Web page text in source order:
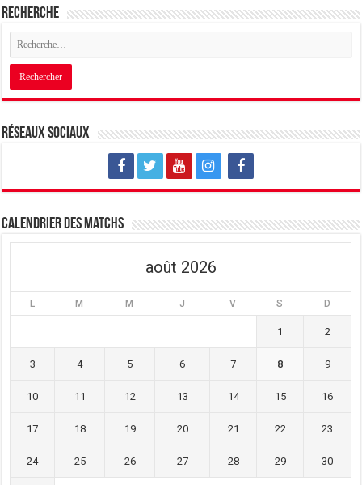
Recherche
Réseaux sociaux
Calendrier des matchs
août 2026
L M M J V S D
1 2
3 4 5 6 7 8 9
10 11 12 13 14 15 16
17 18 19 20 21 22 23
24 25 26 27 28 29 30